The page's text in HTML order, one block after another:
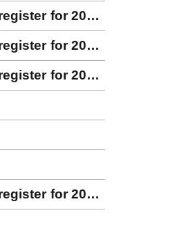
for 2023
for 2023
for 2022
for 2022